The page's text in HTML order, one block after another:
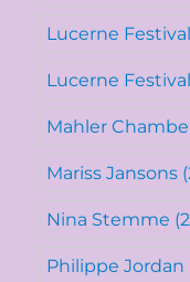
Lucerne Festival
Lucerne
Mahler
Mariss Jansons
Nina Stemme
Philippe Jordan